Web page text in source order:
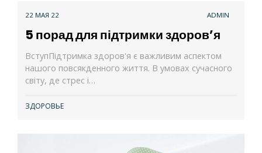
22 МАЯ 22 ADMIN
5 порад для підтримки здоров’я
ВступПідтримка здоров'я є важливим аспектом
нашого повсякденного життя. В умовах сучасного
світу, де стрес і…
ЗДОРОВЬЕ